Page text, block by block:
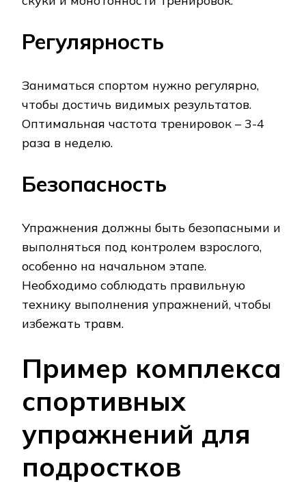
Регулярность
Заниматься спортом нужно регулярно‚
чтобы достичь видимых результатов.
Оптимальная частота тренировок – 3-4
раза в неделю.
Безопасность
Упражнения должны быть безопасными и
выполняться под контролем взрослого‚
особенно на начальном этапе.
Необходимо соблюдать правильную
технику выполнения упражнений‚ чтобы
избежать травм.
Пример комплекса
спортивных
упражнений для
подростков